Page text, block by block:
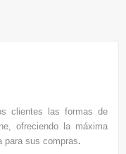
clientes las formas de
ofreciendo la máxima
para sus compras.